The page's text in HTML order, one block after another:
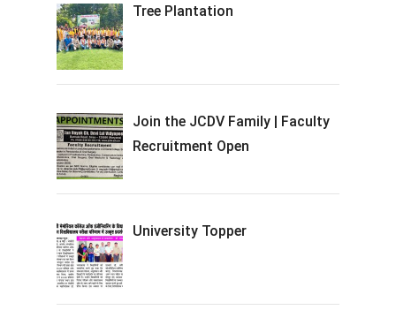
Tree Plantation
Join the JCDV Family | Faculty
Recruitment Open
University Topper